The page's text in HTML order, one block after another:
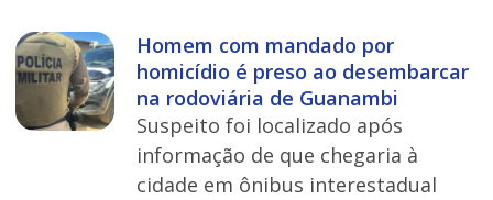
Homem com mandado por
homicídio é preso ao desembarcar
na rodoviária de Guanambi
Suspeito foi localizado após
informação de que chegaria à
cidade em ônibus interestadual